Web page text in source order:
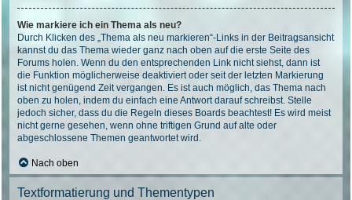
Wie markiere ich ein Thema als neu?
Durch Klicken des „Thema als neu markieren“-Links in der Beitragsansicht
kannst du das Thema wieder ganz nach oben auf die erste Seite des
Forums holen. Wenn du den entsprechenden Link nicht siehst, dann ist
die Funktion möglicherweise deaktiviert oder seit der letzten Markierung
ist nicht genügend Zeit vergangen. Es ist auch möglich, das Thema nach
oben zu holen, indem du einfach eine Antwort darauf schreibst. Stelle
jedoch sicher, dass du die Regeln dieses Boards beachtest! Es wird meist
nicht gerne gesehen, wenn ohne triftigen Grund auf alte oder
abgeschlossene Themen geantwortet wird.
Nach oben
Textformatierung und Thementypen